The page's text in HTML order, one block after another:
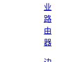
业
路
由
器